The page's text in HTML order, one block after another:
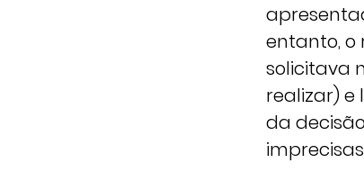
entanto, o
solicitava
realizar) e
da